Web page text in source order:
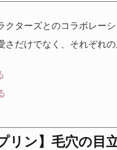
クターズとのコラボレー
さだけでなく、それぞれ
リン】毛穴の目